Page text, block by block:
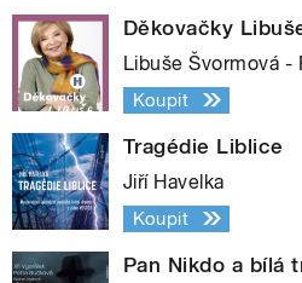
Děkovačky
Libuše Švormová -
Koupit
Tragédie Liblice
Jiří Havelka
Koupit
Pan Nikdo a bílá